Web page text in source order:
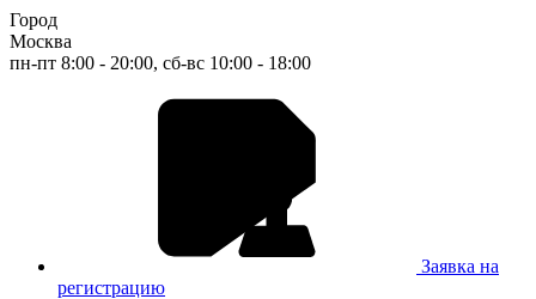
Город
Москва
пн-пт 8:00 - 20:00, сб-вс 10:00 - 18:00
Заявка на
регистрацию